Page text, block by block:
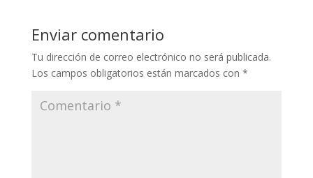
Enviar comentario
Tu dirección de correo electrónico no será publicada.
Los campos obligatorios están marcados con *